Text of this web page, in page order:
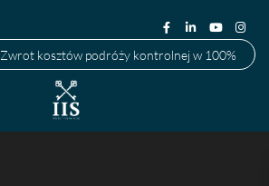
Zwrot kosztów podróży kontrolnej w 100%